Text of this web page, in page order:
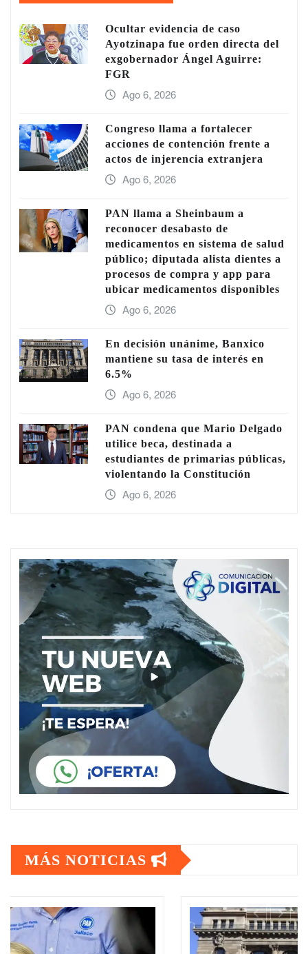
Ocultar evidencia de caso
Ayotzinapa fue orden directa del
exgobernador Ángel Aguirre:
FGR
Ago 6, 2026
Congreso llama a fortalecer
acciones de contención frente a
actos de injerencia extranjera
Ago 6, 2026
PAN llama a Sheinbaum a
reconocer desabasto de
medicamentos en sistema de salud
público; diputada alista dientes a
procesos de compra y app para
ubicar medicamentos disponibles
Ago 6, 2026
En decisión unánime, Banxico
mantiene su tasa de interés en
6.5%
Ago 6, 2026
PAN condena que Mario Delgado
utilice beca, destinada a
estudiantes de primarias públicas,
violentando la Constitución
Ago 6, 2026
MÁS NOTICIAS